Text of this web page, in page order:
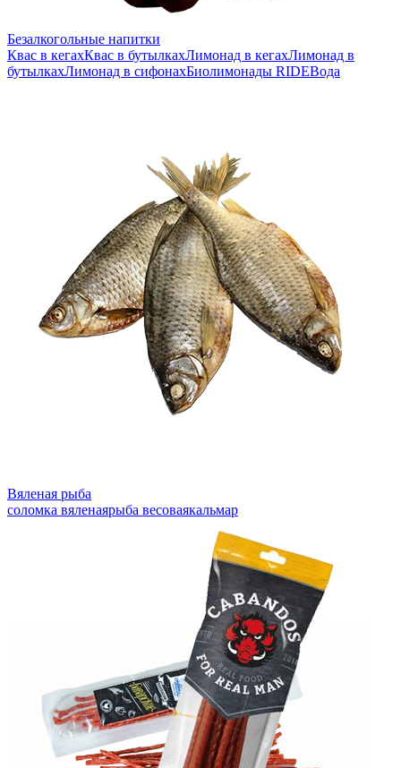
Безалкогольные напитки
Квас в кегахКвас в бутылкахЛимонад в кегахЛимонад в
бутылкахЛимонад в сифонахБиолимонады RIDEВода
Вяленая рыба
соломка вяленаярыба весоваякальмар